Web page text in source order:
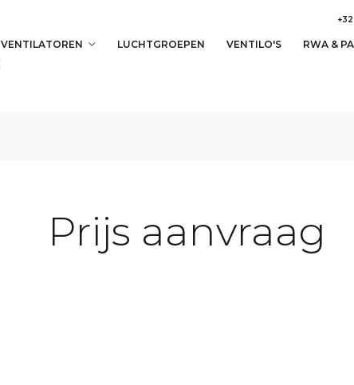
VENTILATOREN LUCHTGROEPEN VENTILO'S RWA &
Prijs aanvraag